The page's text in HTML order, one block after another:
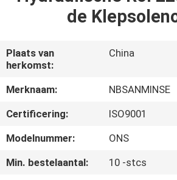
ONGEVEER
FABRIEKSREIS
KWALITEITSCONTROLE
CONTACTEER
ONS
de
Plaats van
herkomst:
China
Merknaam:
NBSANMINSE
Certificering:
ISO9001
Modelnummer:
ONS
Min. bestelaantal:
10 -stcs